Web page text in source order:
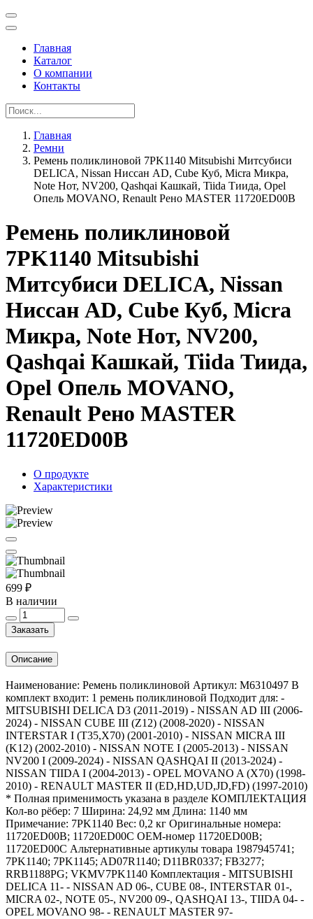
Главная
Каталог
О компании
Контакты
Главная
Ремни
Ремень поликлиновой 7PK1140 Mitsubishi Митсубиси
DELICA, Nissan Ниссан AD, Cube Куб, Micra Микра,
Note Нот, NV200, Qashqai Кашкай, Tiida Тиида, Opel
Опель MOVANO, Renault Рено MASTER 11720ED00B
Ремень поликлиновой
7PK1140 Mitsubishi
Митсубиси DELICA, Nissan
Ниссан AD, Cube Куб, Micra
Микра, Note Нот, NV200,
Qashqai Кашкай, Tiida Тиида,
Opel Опель MOVANO,
Renault Рено MASTER
11720ED00B
О продукте
Характеристики
699 ₽
В наличии
Заказать
Описание
Наименование: Ремень поликлиновой Артикул: M6310497 В
комплект входит: 1 ремень поликлиновой Подходит для: -
MITSUBISHI DELICA D3 (2011-2019) - NISSAN AD III (2006-
2024) - NISSAN CUBE III (Z12) (2008-2020) - NISSAN
INTERSTAR I (T35,X70) (2001-2010) - NISSAN MICRA III
(K12) (2002-2010) - NISSAN NOTE I (2005-2013) - NISSAN
NV200 I (2009-2024) - NISSAN QASHQAI II (2013-2024) -
NISSAN TIIDA I (2004-2013) - OPEL MOVANO A (X70) (1998-
2010) - RENAULT MASTER II (ED,HD,UD,JD,FD) (1997-2010)
* Полная применимость указана в разделе КОМПЛЕКТАЦИЯ
Кол-во рёбер: 7 Ширина: 24,92 мм Длина: 1140 мм
Примечание: 7PK1140 Вес: 0,2 кг Оригинальные номера:
11720ED00B; 11720ED00C OEM-номер 11720ED00B;
11720ED00C Альтернативные артикулы товара 1987945741;
7PK1140; 7PK1145; AD07R1140; D11BR0337; FB3277;
RRB1188PG; VKMV7PK1140 Комплектация - MITSUBISHI
DELICA 11- - NISSAN AD 06-, CUBE 08-, INTERSTAR 01-,
MICRA 02-, NOTE 05-, NV200 09-, QASHQAI 13-, TIIDA 04- -
OPEL MOVANO 98- - RENAULT MASTER 97-